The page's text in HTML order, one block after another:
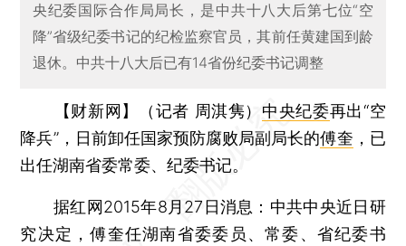
央纪委国际合作局局长，是中共十八大后第七位“空
降”省级纪委书记的纪检监察官员，其前任黄建国到龄
退休。中共十八大后已有14省份纪委书记调整
【财新网】（记者 周淇隽） 中央纪委再出“空
降兵”，日前卸任国家预防腐败局副局长的傅奎 ，已
出任湖南省委常委、纪委书记。
据红网2015年8月27日消息：中共中央近日研
究决定，傅奎任湖南省委委员、常委、省纪委书